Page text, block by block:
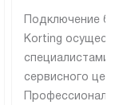
Подключение
Korting
специалистами
сервисного